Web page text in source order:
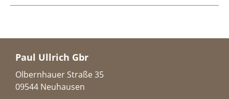
Paul Ullrich Gbr
Olbernhauer Straße 35
09544 Neuhausen